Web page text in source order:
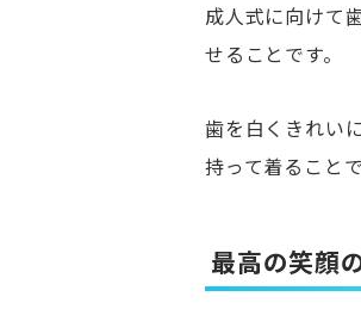
成人式に向けて
せることです。
歯を白くきれい
持って着ること
最高の笑顔